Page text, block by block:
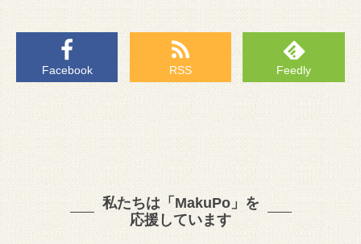
Facebook RSS Feedly
私たちは「MakuPo」を
応援しています